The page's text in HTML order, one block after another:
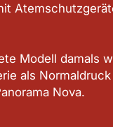
Modell damals
als
Nova.